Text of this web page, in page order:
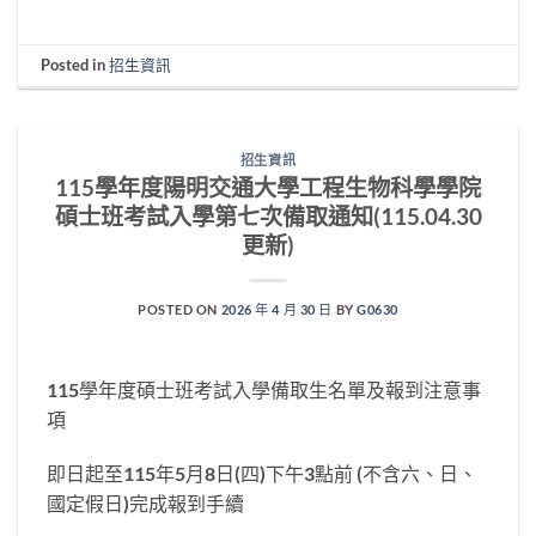
Posted in招生資訊
招生資訊
115學年度陽明交通大學工程生物科學學院
碩士班考試入學第七次備取通知(115.04.30
更新)
POSTED ON 2026 年 4 月 30 日 BYG0630
115學年度碩士班考試入學備取生名單及報到注意事
項
即日起至115年5月8日(四)下午3點前 (不含六、日、
國定假日)完成報到手續